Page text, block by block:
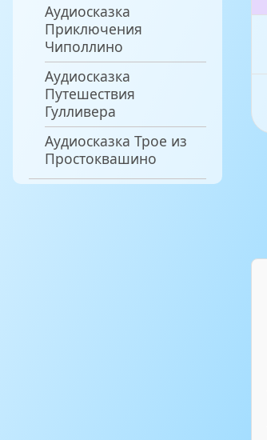
Аудиосказка
Приключения
Чиполлино
Аудиосказка
Путешествия
Гулливера
Аудиосказка Трое из
Простоквашино